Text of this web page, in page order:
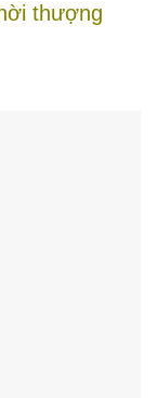
thượng